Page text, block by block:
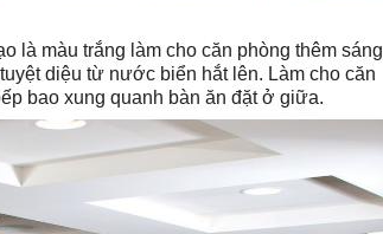
là màu trắng làm cho căn phòng thêm sáng
diệu từ nước biển hắt lên. Làm cho căn
bao xung quanh bàn ăn đặt ở giữa.